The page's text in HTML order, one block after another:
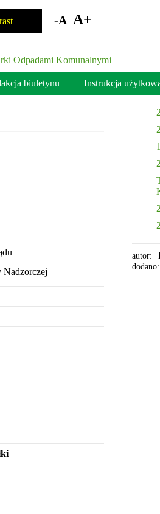
-A A+
biuletynu Instrukcja
Nadzorczej
autor:
dodano: